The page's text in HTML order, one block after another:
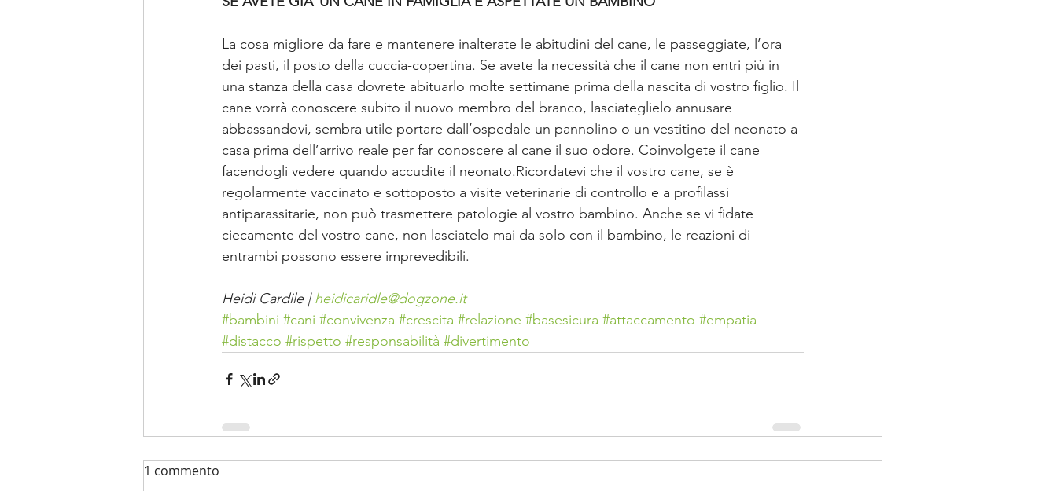
La cosa migliore da fare e mantenere inalterate le abitudini del cane, le passeggiate, l’ora
dei pasti, il posto della cuccia-copertina. Se avete la necessità che il cane non entri più in
una stanza della casa dovrete abituarlo molte settimane prima della nascita di vostro figlio. Il
cane vorrà conoscere subito il nuovo membro del branco, lasciateglielo annusare
abbassandovi, sembra utile portare dall’ospedale un pannolino o un vestitino del neonato a
casa prima dell’arrivo reale per far conoscere al cane il suo odore. Coinvolgete il cane
facendogli vedere quando accudite il neonato.Ricordatevi che il vostro cane, se è
regolarmente vaccinato e sottoposto a visite veterinarie di controllo e a profilassi
antiparassitarie, non può trasmettere patologie al vostro bambino. Anche se vi fidate
ciecamente del vostro cane, non lasciatelo mai da solo con il bambino, le reazioni di
entrambi possono essere imprevedibili.
Heidi Cardile | heidicaridle@dogzone.it
#bambini #cani #convivenza #crescita #relazione #basesicura #attaccamento #empatia
#distacco #rispetto #responsabilità #divertimento
1 commento